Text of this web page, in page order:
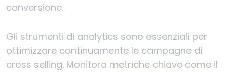
conversione.
Gli strumenti di analytics sono essenziali per
ottimizzare continuamente le campagne di
cross selling. Monitora metriche chiave come il